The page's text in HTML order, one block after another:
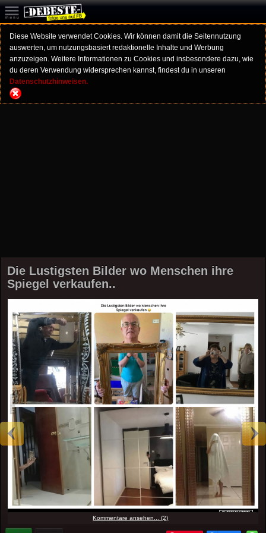
Diese Website verwendet Cookies. Wir können damit die Seitennutzung
auswerten, um nutzungsbasiert redaktionelle Inhalte und Werbung
anzuzeigen. Weitere Informationen zu Cookies und insbesondere dazu, wie
du deren Verwendung widersprechen kannst, findest du in unseren
Datenschutzhinweisen.
Die Lustigsten Bilder wo Menschen ihre
Spiegel verkaufen..
Kommentare ansehen... (2)